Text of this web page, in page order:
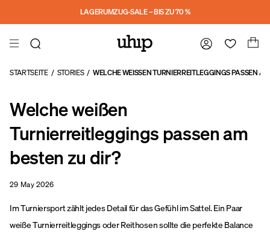
a11y-skip-to-main-contentLAGERUMZUG-SALE – BIS ZU 70 %
STARTSEITE / STORIES / WELCHE WEISSEN TURNIERREITLEGGINGS PASSEN AM
Welche weißen
Turnierreitleggings passen am
besten zu dir?
29 May 2026
Im Turniersport zählt jedes Detail für das Gefühl im Sattel. Ein Paar
weiße Turnierreitleggings oder Reithosen sollte die perfekte Balance